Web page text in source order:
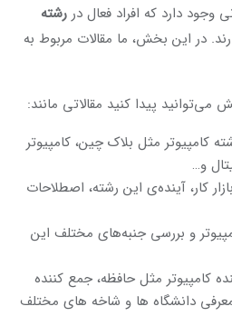
وجود دارد که افراد فعال در رشته
در این بخش، ما مقالات مربوط به
می‌توانید پیدا کنید مقالاتی مانند:
کامپیوتر مثل بلاک چین، کامپیوتر
و…
کار، آینده‌ی این رشته، اصطلاحات
و بررسی جنبه‌های مختلف این
کامپیوتر مثل حافظه، جمع کننده
دانشگاه ها و شاخه های مختلف